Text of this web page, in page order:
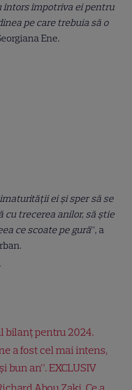
împotriva ei pentru
pe care trebuia să o
Ene.
ei și sper să se
cu trecerea anilor, să știe
ce scoate pe gură”, a
bilanț pentru 2024.
a fost cel mai intens,
bun an”. EXCLUSIV